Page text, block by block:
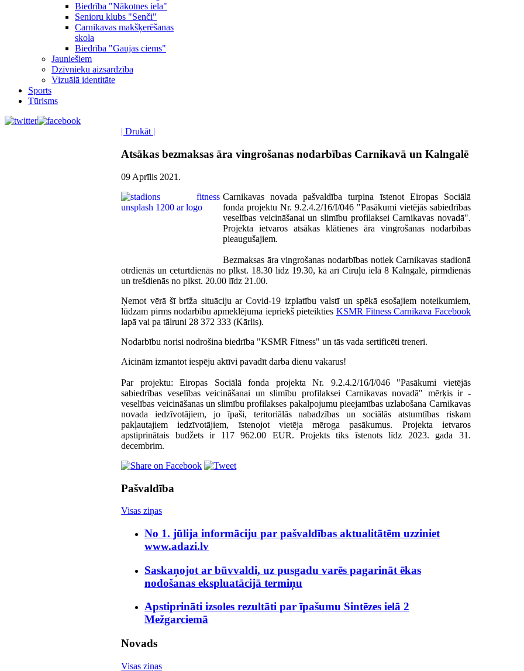
Biedrība "Nākotnes iela"
Senioru klubs "Senči"
Carnikavas makšķerēšanas
skola
Biedrība "Gaujas ciems"
Jauniešiem
Dzīvnieku aizsardzība
Vizuālā identitāte
Sports
Tūrisms
| Drukāt |
Atsākas bezmaksas āra vingrošanas nodarbības Carnikavā un Kalngalē
09 Aprīlis 2021 .
Carnikavas novada pašvaldība turpina īstenot Eiropas Sociālā
fonda projektu Nr. 9.2.4.2/16/I/046 "Pasākumi vietējās sabiedrības
veselības veicināšanai un slimību profilaksei Carnikavas novadā".
Projekta ietvaros atsākas klātienes āra vingrošanas nodarbības
pieaugušajiem.
Bezmaksas āra vingrošanas nodarbības notiek Carnikavas stadionā
otrdienās un ceturtdienās no plkst. 18.30 līdz 19.30, kā arī Cīruļu ielā 8 Kalngalē, pirmdienās
un trešdienās no plkst. 20.00 līdz 21.00.
Ņemot vērā šī brīža situāciju ar Covid-19 izplatību valstī un spēkā esošajiem noteikumiem,
lūdzam pirms nodarbību apmeklējuma iepriekš pieteikties KSMR Fitness Carnikava Facebook
lapā vai pa tālruni 28 372 333 (Kārlis).
Nodarbību norisi nodrošina biedrība "KSMR Fitness" un tās vada sertificēti treneri.
Aicinām izmantot iespēju aktīvi pavadīt darba dienu vakarus!
Par projektu: Eiropas Sociālā fonda projekta Nr. 9.2.4.2/16/I/046 "Pasākumi vietējās
sabiedrības veselības veicināšanai un slimību profilaksei Carnikavas novadā" mērķis ir -
veselības veicināšanas un slimību profilakses pakalpojumu pieejamības uzlabošana Carnikavas
novada iedzīvotājiem, jo īpaši, teritoriālās nabadzības un sociālās atstumtības riskam
pakļautajiem iedzīvotājiem, īstenojot vietēja mēroga pasākumus. Projekta ietvaros
apstiprinātais budžets ir 117 962.00 EUR. Projekts tiks īstenots līdz 2023. gada 31.
decembrim.
Pašvaldība
Visas ziņas
No 1. jūlija informāciju par pašvaldības aktualitātēm uzziniet
www.adazi.lv
Saskaņojot ar būvvaldi, uz pusgadu varēs pagarināt ēkas
nodošanas ekspluatācijā termiņu
Apstiprināti izsoles rezultāti par īpašumu Sintēzes ielā 2
Mežgarciemā
Novads
Visas ziņas